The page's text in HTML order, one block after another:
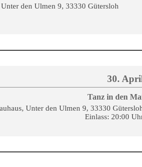
den Ulmen 9, 33330 Gütersloh
30.
Tanz in den
Unter den Ulmen 9, 33330
Einlass: 20:00